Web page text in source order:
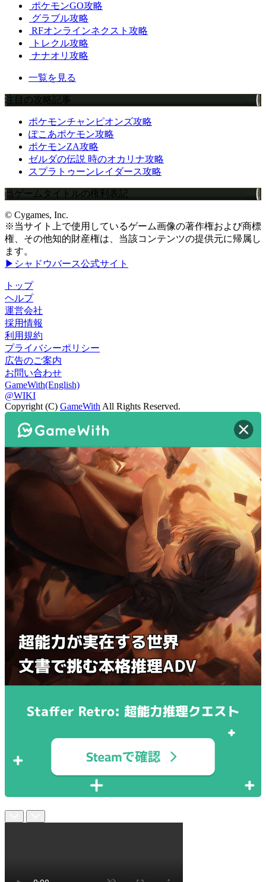
ポケモンGO攻略
グラブル攻略
RFオンラインネクスト攻略
トレクル攻略
ナナオリ攻略
一覧を見る
注目の攻略記事
ポケモンチャンピオンズ攻略
ぽこあポケモン攻略
ポケモンZA攻略
ゼルダの伝説 時のオカリナ攻略
スプラトゥーンレイダース攻略
当ゲームタイトルの権利表記
© Cygames, Inc.
※当サイト上で使用しているゲーム画像の著作権および商標
権、その他知的財産権は、当該コンテンツの提供元に帰属し
ます。
▶シャドウバース公式サイト
トップ
ヘルプ
運営会社
採用情報
利用規約
プライバシーポリシー
広告のご案内
お問い合わせ
GameWith(English)
@WIKI
Copyright (C) GameWith All Rights Reserved.